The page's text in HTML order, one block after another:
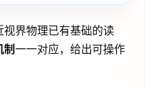
界物理已有基础的读
制一一对应，给出可操作